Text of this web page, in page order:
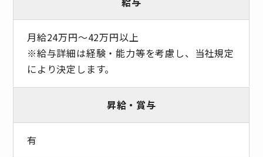
月給24万円〜42万円以上
※給与詳細は経験・能力等を考慮し、当社規定
により決定します。
昇給・賞与
有